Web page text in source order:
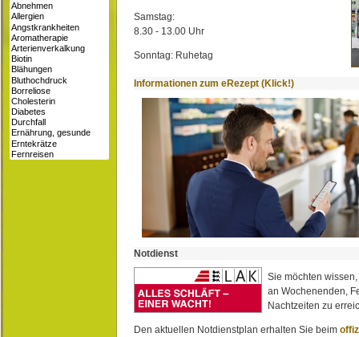
Samstag:
8.30 - 13.00 Uhr
Sonntag: Ruhetag
Informationen zum eRezept (Klick!)
Notdienst
Sie möchten
an Wochenenden,
Nachtzeiten zu
Den aktuellen Notdienstplan erhalten Sie beim